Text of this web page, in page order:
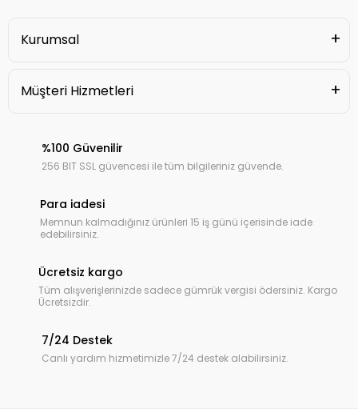
Kurumsal
Müşteri Hizmetleri
%100 Güvenilir
256 BIT SSL güvencesi ile tüm bilgileriniz güvende.
Para iadesi
Memnun kalmadığınız ürünleri 15 iş günü içerisinde iade
edebilirsiniz.
Ücretsiz kargo
Tüm alışverişlerinizde sadece gümrük vergisi ödersiniz. Kargo
Ücretsizdir.
7/24 Destek
Canlı yardım hizmetimizle 7/24 destek alabilirsiniz.